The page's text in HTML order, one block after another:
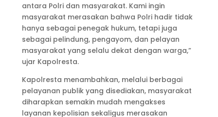
antara Polri dan masyarakat. Kami ingin
masyarakat merasakan bahwa Polri hadir tidak
hanya sebagai penegak hukum, tetapi juga
sebagai pelindung, pengayom, dan pelayan
masyarakat yang selalu dekat dengan warga,”
ujar Kapolresta.
Kapolresta menambahkan, melalui berbagai
pelayanan publik yang disediakan, masyarakat
diharapkan semakin mudah mengakses
layanan kepolisian sekaligus merasakan